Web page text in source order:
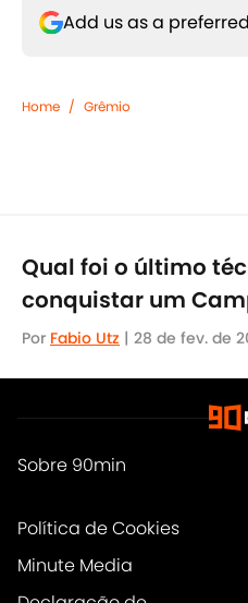
Add us as a
Home / Grêmio
Qual foi o último
conquistar um
Por Fabio Utz | 28 de fev. de
Sobre 90min
Política de Cookies
Minute Media